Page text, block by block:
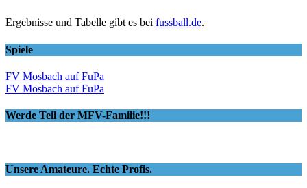
Ergebnisse und Tabelle gibt es bei fussball.de.
Spiele
FV Mosbach auf FuPa
FV Mosbach auf FuPa
Werde Teil der MFV-Familie!!!
Unsere Amateure. Echte Profis.